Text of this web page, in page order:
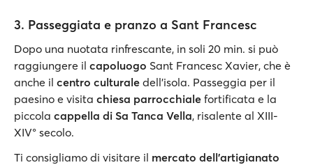
3. Passeggiata e pranzo a Sant Francesc
Dopo una nuotata rinfrescante, in soli 20 min. si può
raggiungere il capoluogo Sant Francesc Xavier, che è
anche il centro culturale dell'isola. Passeggia per il
paesino e visita chiesa parrocchiale fortificata e la
piccola cappella di Sa Tanca Vella, risalente al XIII-
XIV° secolo.
Ti consigliamo di visitare il mercato dell'artigianato